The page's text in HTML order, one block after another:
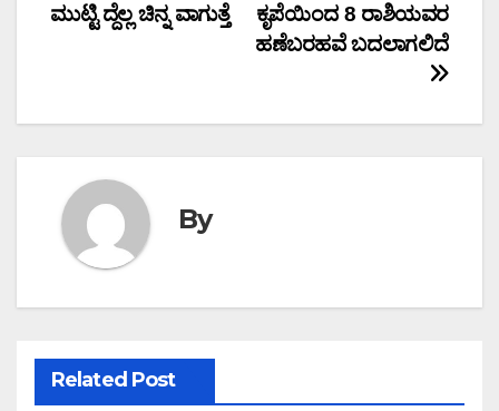
ಕೃಪೆಯಿಂದ 8 ರಾಶಿಯವರ
ಹಣೆಬರಹವೆ ಬದಲಾಗಲಿದೆ
ಮುಟ್ಟಿ ದ್ದೆಲ್ಲ ಚಿನ್ನ ವಾಗುತ್ತೆ
By
Related Post